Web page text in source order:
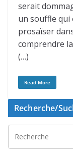
serait
un souffle qui
prosaïser
comprendre
(…)
Read More
Recherche/